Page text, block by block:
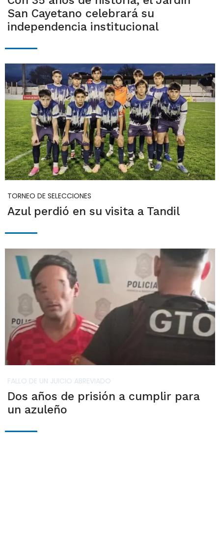
San Cayetano celebrará su
independencia institucional
TORNEO DE SELECCIONES
Azul perdió en su visita a Tandil
FALLO DE UN JUICIO ABREVIADO
Dos años de prisión a cumplir para
un azuleño